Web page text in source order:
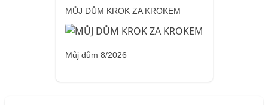
MŮJ DŮM KROK ZA KROKEM
Můj dům 8/2026